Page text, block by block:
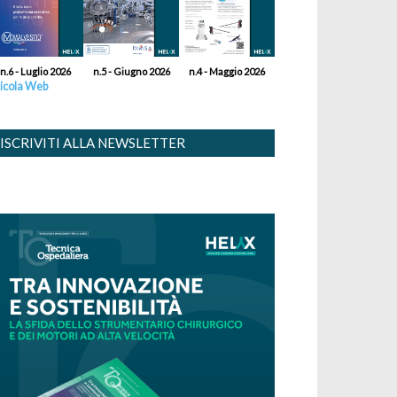
n.6 - Luglio 2026 n.5 - Giugno 2026 n.4 - Maggio 2026
Web
ISCRIVITI ALLA NEWSLETTER